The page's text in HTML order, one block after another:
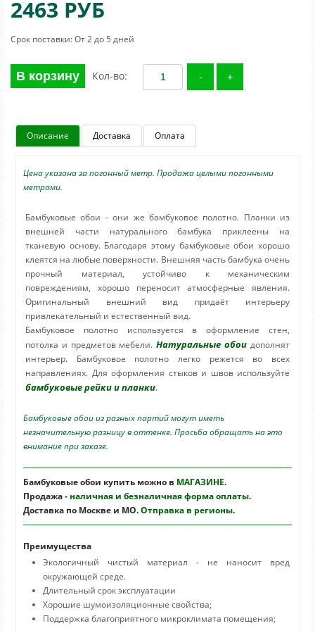
2463 РУБ
Срок поставки: От 2 до 5 дней
В корзину Кол-во:
Описание Доставка Оплата
Цена указана за погонный метр. Продажа целыми погонными
метрами.
Бамбуковые обои - они же бамбуковое полотно. Планки из
внешней части натурального бамбука приклеены на
тканевую основу. Благодаря этому бамбуковые обои хорошо
клеятся на любые поверхности. Внешняя часть бамбука очень
прочный материал, устойчиво к механическим
повреждениям, хорошо переносит атмосферные явления.
Оригинальный внешний вид придаёт интерьеру
привлекательный и естественный вид.
Бамбуковое полотно используется в оформление стен,
потолка и предметов мебели.Натуральные обои дополнят
интерьер. Бамбуковое полотно легко режется во всех
направлениях. Для оформления стыков и швов используйте
бамбуковые рейки и планки.
Бамбуковые обои из разных партий могут иметь
незначительную разницу в оттенке. Просьба обращать на это
внимание при заказе.
Бамбуковые обои купить можно в МАГАЗИНЕ.
Продажа - наличная и безналичная форма оплаты.
Доставка по Москве и МО.Отправка в регионы.
Преимущества
Экологичный чистый материал - не наносит вред
окружающей среде.
Длительный срок эксплуатации
Хорошие шумоизоляционные свойства;
Поддержка благоприятного микроклимата помещения;